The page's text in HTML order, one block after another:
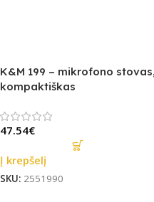
K&M 199 – mikrofono
kompaktiškas
47.54€
Į krepšelį
SKU: 2551990